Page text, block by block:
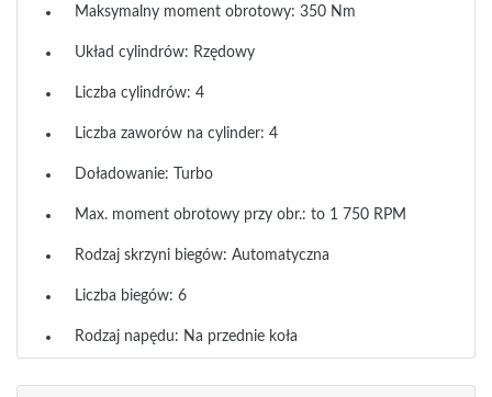
Maksymalny moment obrotowy: 350 Nm
Układ cylindrów: Rzędowy
Liczba cylindrów: 4
Liczba zaworów na cylinder: 4
Doładowanie: Turbo
Max. moment obrotowy przy obr.: to 1 750 RPM
Rodzaj skrzyni biegów: Automatyczna
Liczba biegów: 6
Rodzaj napędu: Na przednie koła